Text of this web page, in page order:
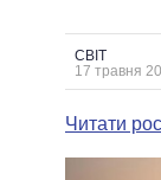
ГОЛОВИ
МЕРИ
ВСІ
СВІТ
17 травня
Читати